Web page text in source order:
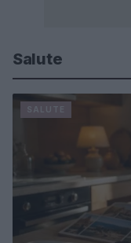
Salute